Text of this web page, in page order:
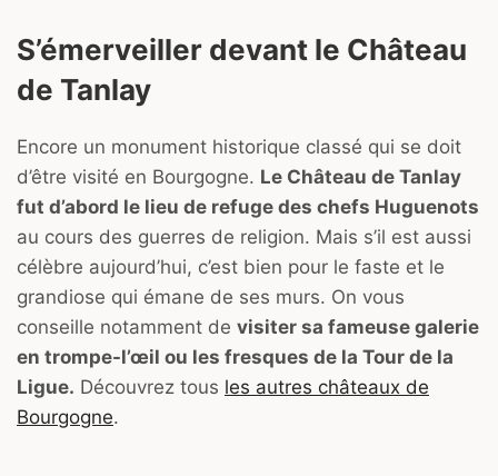
S’émerveiller devant le Château
de Tanlay
Encore un monument historique classé qui se doit
d’être visité en Bourgogne. Le Château de Tanlay
fut d’abord le lieu de refuge des chefs Huguenots
au cours des guerres de religion. Mais s’il est aussi
célèbre aujourd’hui, c’est bien pour le faste et le
grandiose qui émane de ses murs. On vous
conseille notamment de visiter sa fameuse galerie
en trompe-l’œil ou les fresques de la Tour de la
Ligue. Découvrez tous les autres châteaux de
Bourgogne.